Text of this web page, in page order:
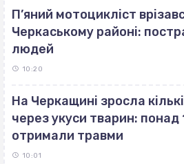
П’яний мотоцикліст
Черкаському районі:
людей
10:20
На Черкащині зросла
через укуси тварин: понад
отримали травми
10:01